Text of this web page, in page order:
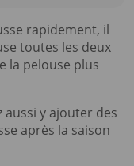
rapidement, il
toutes les deux
la pelouse plus
y ajouter des
après la saison